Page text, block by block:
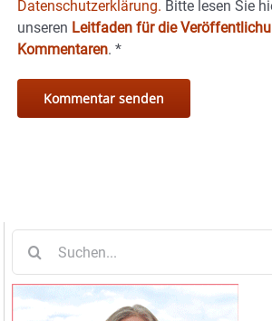
Datenschutzerklärung. Bitte lesen Sie
unseren Leitfaden für die
Kommentaren. *
nach: